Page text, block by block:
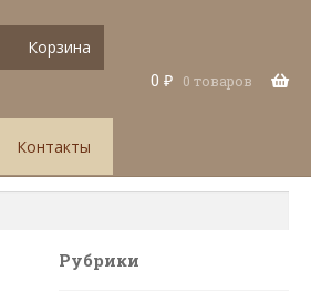
Корзина
0 ₽ 0 товаров
Контакты
Рубрики